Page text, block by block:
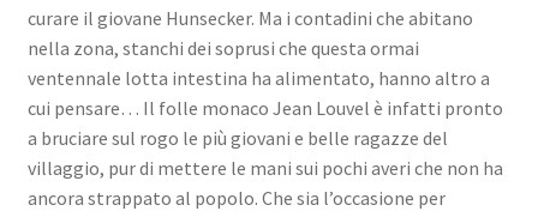
curare il giovane Hunsecker. Ma i contadini che abitano
nella zona, stanchi dei soprusi che questa ormai
ventennale lotta intestina ha alimentato, hanno altro a
cui pensare… Il folle monaco Jean Louvel è infatti pronto
a bruciare sul rogo le più giovani e belle ragazze del
villaggio, pur di mettere le mani sui pochi averi che non ha
ancora strappato al popolo. Che sia l’occasione per